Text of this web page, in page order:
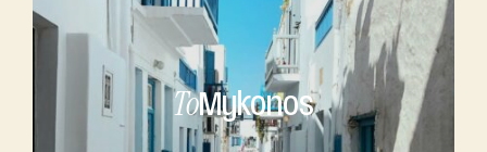
ToMykonos